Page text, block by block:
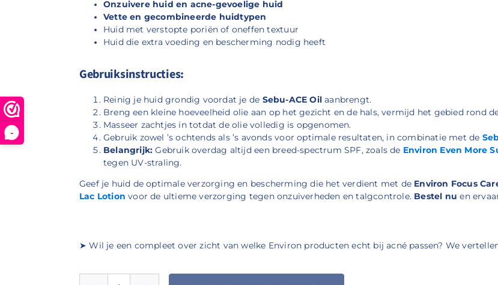
-
Onzuivere huid en acne-gevoelige huid
Vette en gecombineerde huidtypen
Huid met verstopte poriën of oneffen textuur
Huid die extra voeding en bescherming nodig heeft
Gebruiksinstructies:
Reinig je huid grondig voordat je de Sebu-ACE Oilaanbrengt.
Breng een kleine hoeveelheid olie aan op het gezicht en de hals, vermijd het gebied rond
Masseer zachtjes in totdat de olie volledig is opgenomen.
Gebruik zowel ’s ochtends als ’s avonds voor optimale resultaten, in combinatie met de
Belangrijk: Gebruik overdag altijd een breed-spectrum SPF, zoals de Environ Even More
tegen UV-straling.
Geef je huid de optimale verzorging en bescherming die het verdient met de Environ Focus
Lac Lotion voor de ultieme verzorging tegen onzuiverheden en talgcontrole. Bestel nu en
➤ Wil je een compleet over zicht van welke Environ producten echt bij acné passen? We